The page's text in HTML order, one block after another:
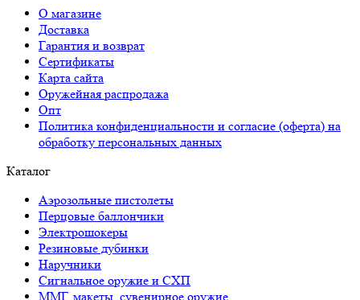
О магазине
Доставка
Гарантия и возврат
Сертификаты
Карта сайта
Оружейная распродажа
Опт
Политика конфиденциальности и согласие (оферта) на
обработку персональных данных
Каталог
Аэрозольные пистолеты
Перцовые баллончики
Электрошокеры
Резиновые дубинки
Наручники
Сигнальное оружие и СХП
ММГ, макеты, сувенирное оружие